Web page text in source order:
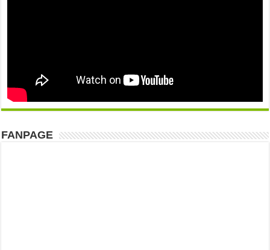
FANPAGE